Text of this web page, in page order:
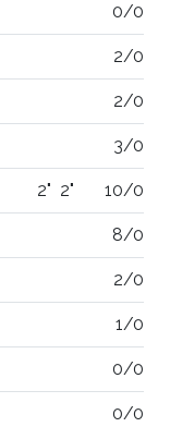
0/0
2/0
2/0
3/0
2" 2" 10/0
8/0
2/0
1/0
0/0
0/0